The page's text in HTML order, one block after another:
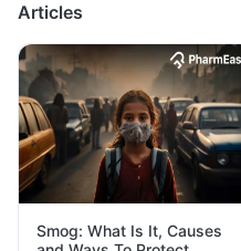
Articles
Smog: What Is It, Causes